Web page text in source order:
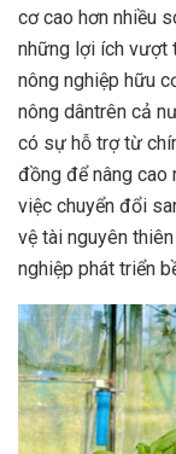
cơ cao hơn nhiều
những lợi ích vượt
nông nghiệp hữu
nông dântrên cả
có sự hỗ trợ từ
đồng để nâng cao
việc chuyển đổi
vệ tài nguyên
nghiệp phát triển